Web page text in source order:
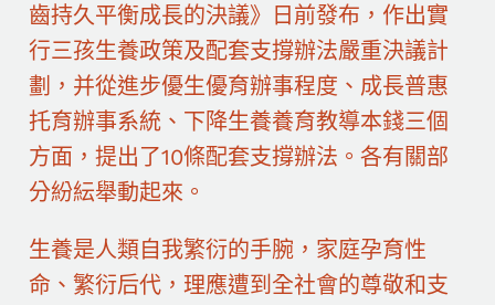
齒持久平衡成長的決議》日前發布，作出實
行三孩生養政策及配套支撐辦法嚴重決議計
劃，并從進步優生優育辦事程度、成長普惠
托育辦事系統、下降生養養育教導本錢三個
方面，提出了10條配套支撐辦法。各有關部
分紛紜舉動起來。
生養是人類自我繁衍的手腕，家庭孕育性
命、繁衍后代，理應遭到全社會的尊敬和支